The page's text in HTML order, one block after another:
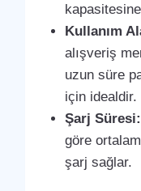
kapasitesine
Kullanım
alışveriş
uzun süre
için idealdir.
Şarj Süresi:
göre
şarj sağlar.